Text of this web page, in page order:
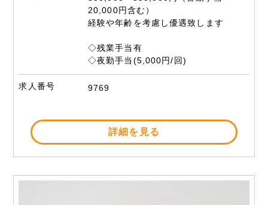
20,000円含む）
経験や年齢を考慮し優遇致します
◇残業手当有
◇夜勤手当(5,000円/回)
求人番号 9769
詳細を見る